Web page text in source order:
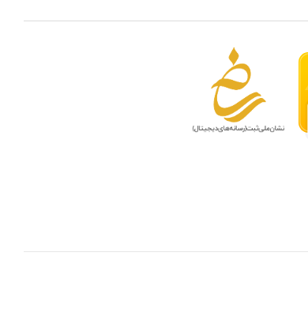
در ظرفیتهای مختلف